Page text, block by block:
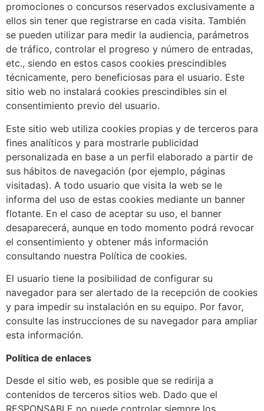
promociones o concursos reservados exclusivamente a
ellos sin tener que registrarse en cada visita. También
se pueden utilizar para medir la audiencia, parámetros
de tráfico, controlar el progreso y número de entradas,
etc., siendo en estos casos cookies prescindibles
técnicamente, pero beneficiosas para el usuario. Este
sitio web no instalará cookies prescindibles sin el
consentimiento previo del usuario.
Este sitio web utiliza cookies propias y de terceros para
fines analíticos y para mostrarle publicidad
personalizada en base a un perfil elaborado a partir de
sus hábitos de navegación (por ejemplo, páginas
visitadas). A todo usuario que visita la web se le
informa del uso de estas cookies mediante un banner
flotante. En el caso de aceptar su uso, el banner
desaparecerá, aunque en todo momento podrá revocar
el consentimiento y obtener más información
consultando nuestra Política de cookies.
El usuario tiene la posibilidad de configurar su
navegador para ser alertado de la recepción de cookies
y para impedir su instalación en su equipo. Por favor,
consulte las instrucciones de su navegador para ampliar
esta información.
Política de enlaces
Desde el sitio web, es posible que se redirija a
contenidos de terceros sitios web. Dado que el